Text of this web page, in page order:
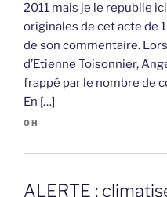
2011 mais je le republie
originales de cet acte de
de son commentaire.
d’Etienne Toisonnier,
frappé par le nombre de
En […]
OH
ALERTE :